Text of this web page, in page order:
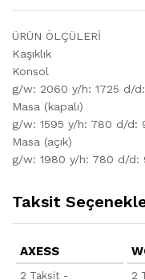
ÜRÜN ÖLÇÜLERİ
Kaşıklık
Konsol
g/w: 2060 y/h: 1725 d/
Masa (kapalı)
g/w: 1595 y/h: 780 d/d:
Masa (açık)
g/w: 1980 y/h: 780 d/d:
Taksit
AXESS
2 Taksit -
2